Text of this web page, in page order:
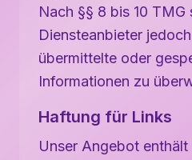
Nach §§ 8 bis 10 TMG
Diensteanbieter
übermittelte oder
Informationen zu
Haftung für Links
Unser Angebot